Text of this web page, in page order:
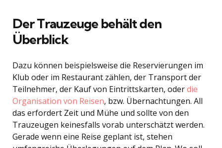
Der Trauzeuge behält den
Überblick
Dazu können beispielsweise die Reservierungen im
Klub oder im Restaurant zählen, der Transport der
Teilnehmer, der Kauf von Eintrittskarten, oderdie
Organisation von Reisen, bzw. Übernachtungen. All
das erfordert Zeit und Mühe und sollte von den
Trauzeugen keinesfalls vorab unterschätzt werden.
Gerade wenn eine Reise geplant ist, stehen